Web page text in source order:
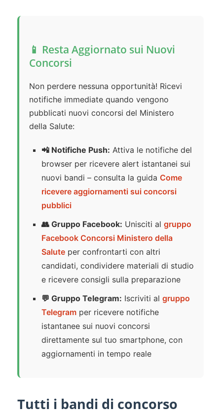
📱 Resta Aggiornato sui Nuovi
Concorsi
Non perdere nessuna opportunità! Ricevi
notifiche immediate quando vengono
pubblicati nuovi concorsi del Ministero
della Salute:
📲 Notifiche Push: Attiva le notifiche del
browser per ricevere alert istantanei sui
nuovi bandi – consulta la guida Come
ricevere aggiornamenti sui concorsi
pubblici
👥 Gruppo Facebook: Unisciti al gruppo
Facebook Concorsi Ministero della
Salute per confrontarti con altri
candidati, condividere materiali di studio
e ricevere consigli sulla preparazione
💬 Gruppo Telegram: Iscriviti al gruppo
Telegram per ricevere notifiche
istantanee sui nuovi concorsi
direttamente sul tuo smartphone, con
aggiornamenti in tempo reale
Tutti i bandi di concorso